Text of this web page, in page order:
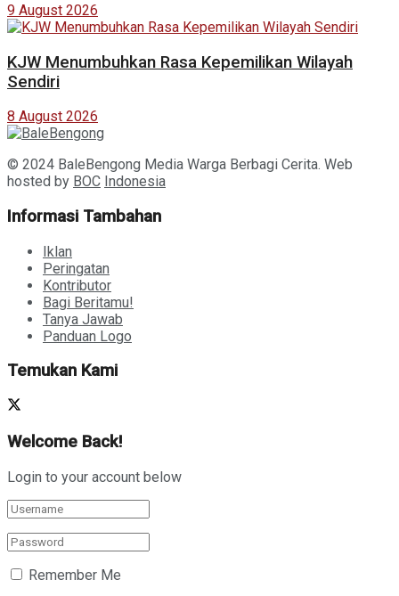
9 August 2026
KJW Menumbuhkan Rasa Kepemilikan Wilayah
Sendiri
8 August 2026
© 2024 BaleBengong Media Warga Berbagi Cerita. Web
hosted by BOC Indonesia
Informasi Tambahan
Iklan
Peringatan
Kontributor
Bagi Beritamu!
Tanya Jawab
Panduan Logo
Temukan Kami
Welcome Back!
Login to your account below
Remember Me